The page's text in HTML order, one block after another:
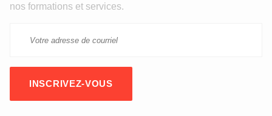
nos formations et services.